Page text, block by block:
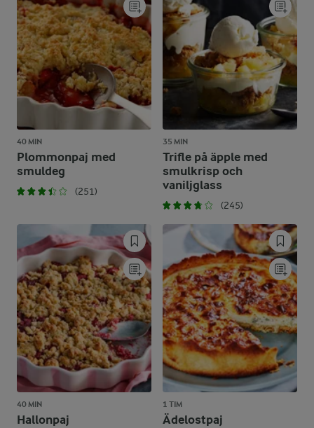
40 MIN
Plommonpaj med
smuldeg
(251)
35 MIN
Trifle på äpple med
smulkrisp och
vaniljglass
(245)
40 MIN
Hallonpaj
1 TIM
Ädelostpaj